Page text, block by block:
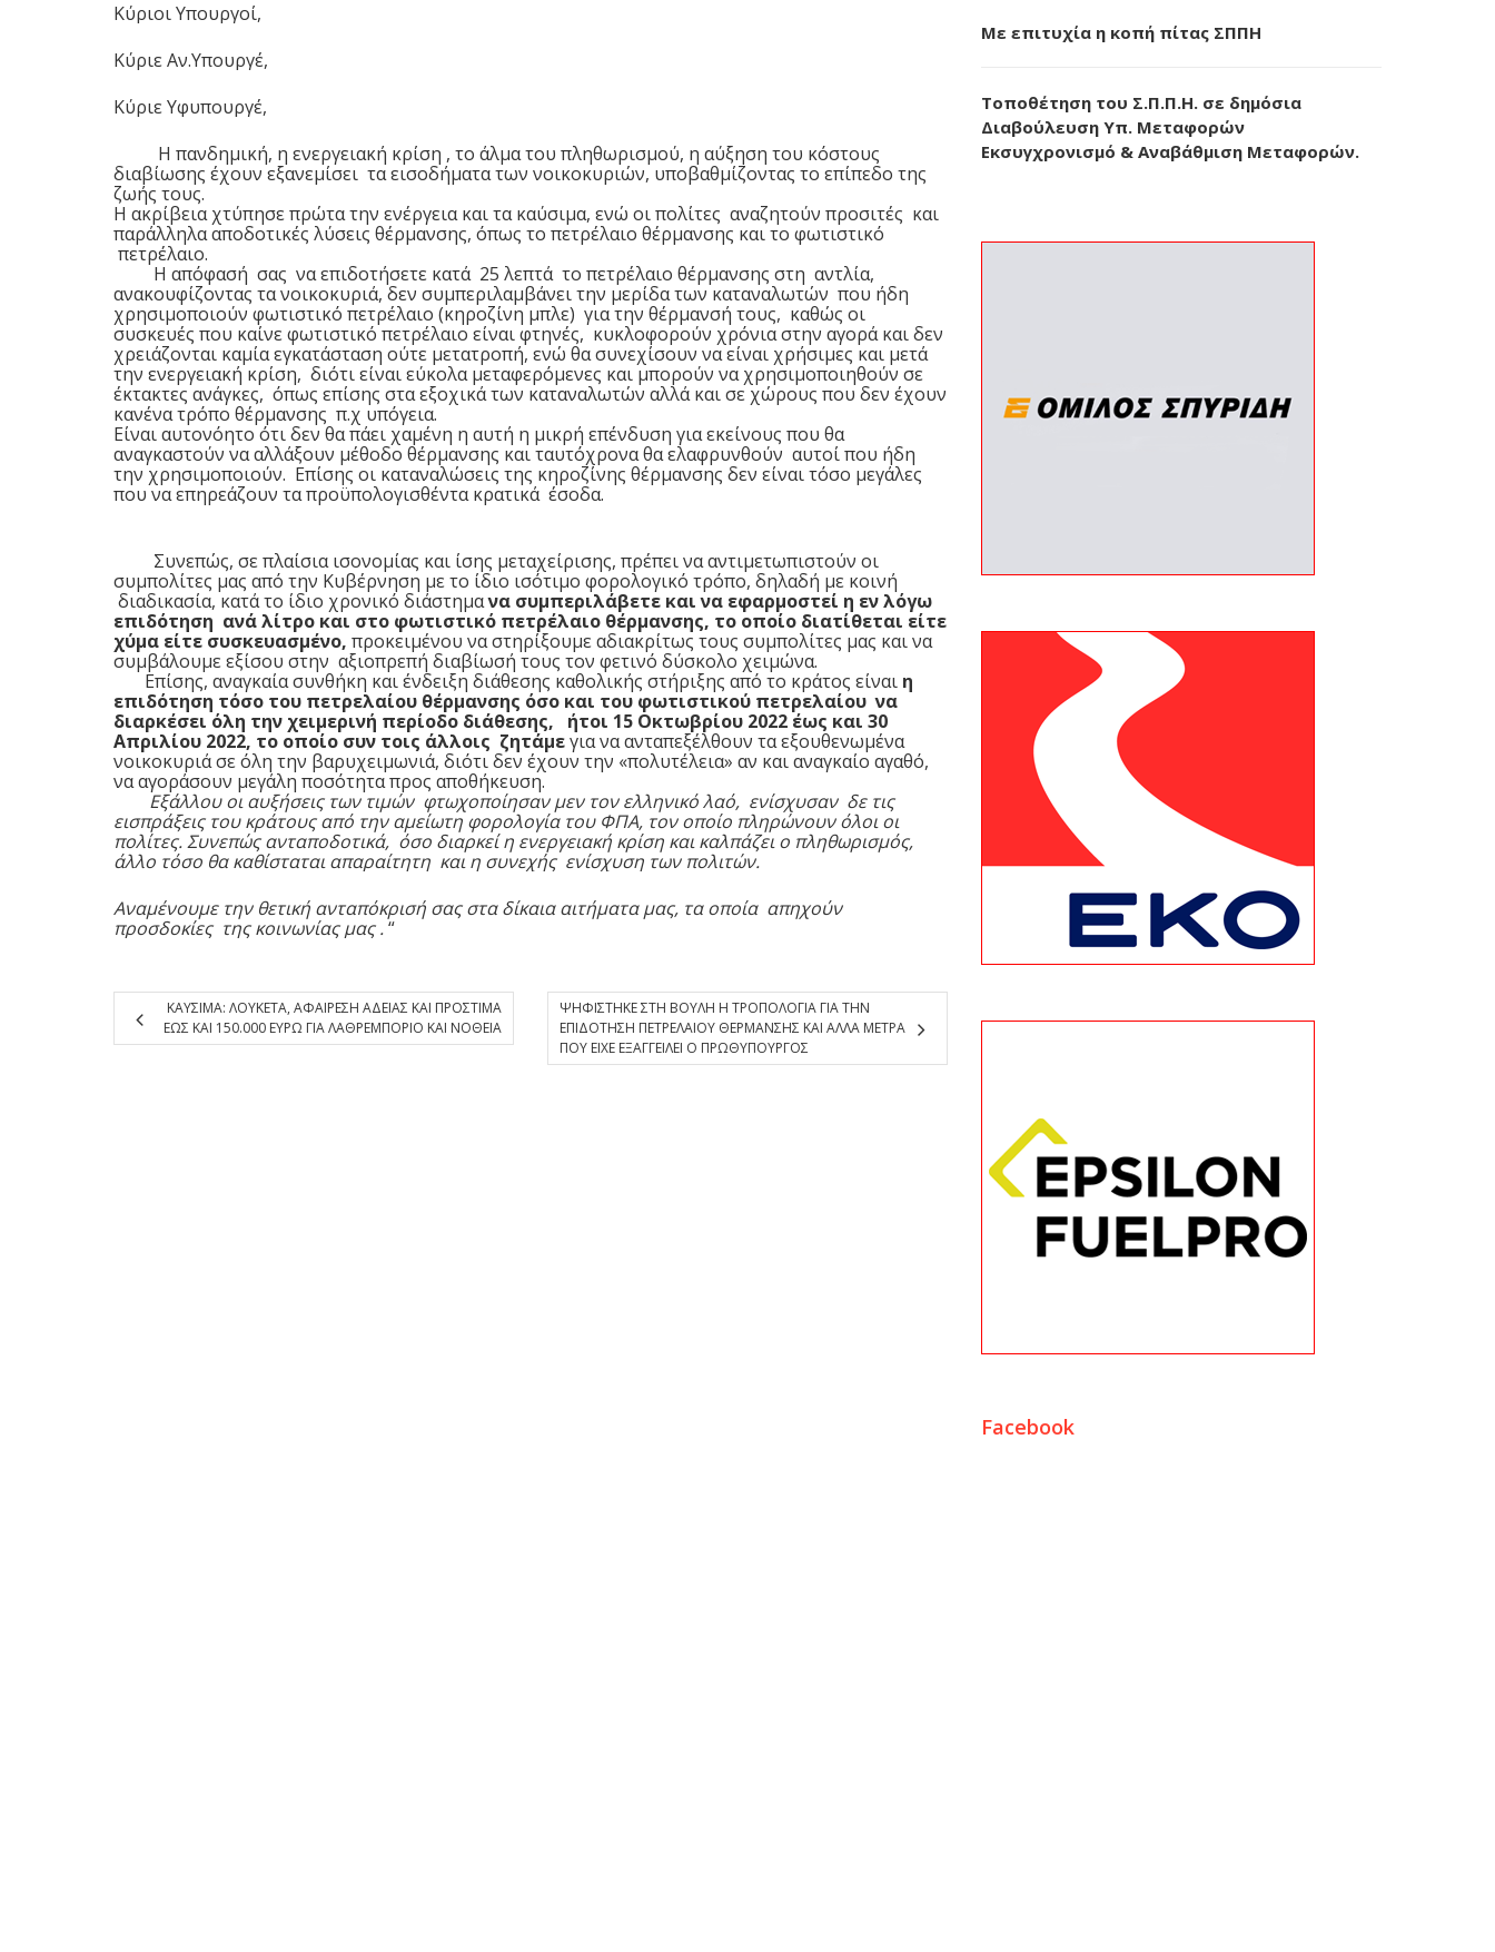
Κύριοι Υπουργοί,
Κύριε Αν.Υπουργέ,
Κύριε Υφυπουργέ,
Η πανδημική, η ενεργειακή κρίση , το άλμα του πληθωρισμού, η αύξηση του κόστους
διαβίωσης έχουν εξανεμίσει τα εισοδήματα των νοικοκυριών, υποβαθμίζοντας το επίπεδο της
ζωής τους.
Η ακρίβεια χτύπησε πρώτα την ενέργεια και τα καύσιμα, ενώ οι πολίτες αναζητούν προσιτές και
παράλληλα αποδοτικές λύσεις θέρμανσης, όπως το πετρέλαιο θέρμανσης και το φωτιστικό
πετρέλαιο.
Η απόφασή σας να επιδοτήσετε κατά 25 λεπτά το πετρέλαιο θέρμανσης στη αντλία,
ανακουφίζοντας τα νοικοκυριά, δεν συμπεριλαμβάνει την μερίδα των καταναλωτών που ήδη
χρησιμοποιούν φωτιστικό πετρέλαιο (κηροζίνη μπλε) για την θέρμανσή τους, καθώς οι
συσκευές που καίνε φωτιστικό πετρέλαιο είναι φτηνές, κυκλοφορούν χρόνια στην αγορά και δεν
χρειάζονται καμία εγκατάσταση ούτε μετατροπή, ενώ θα συνεχίσουν να είναι χρήσιμες και μετά
την ενεργειακή κρίση, διότι είναι εύκολα μεταφερόμενες και μπορούν να χρησιμοποιηθούν σε
έκτακτες ανάγκες, όπως επίσης στα εξοχικά των καταναλωτών αλλά και σε χώρους που δεν έχουν
κανένα τρόπο θέρμανσης π.χ υπόγεια.
Είναι αυτονόητο ότι δεν θα πάει χαμένη η αυτή η μικρή επένδυση για εκείνους που θα
αναγκαστούν να αλλάξουν μέθοδο θέρμανσης και ταυτόχρονα θα ελαφρυνθούν αυτοί που ήδη
την χρησιμοποιούν. Επίσης οι καταναλώσεις της κηροζίνης θέρμανσης δεν είναι τόσο μεγάλες
που να επηρεάζουν τα προϋπολογισθέντα κρατικά έσοδα.
Συνεπώς, σε πλαίσια ισονομίας και ίσης μεταχείρισης, πρέπει να αντιμετωπιστούν οι
συμπολίτες μας από την Κυβέρνηση με το ίδιο ισότιμο φορολογικό τρόπο, δηλαδή με κοινή
διαδικασία, κατά το ίδιο χρονικό διάστημανα συμπεριλάβετε και να εφαρμοστεί η εν λόγω
επιδότηση ανά λίτρο και στο φωτιστικό πετρέλαιο θέρμανσης, το οποίο διατίθεται είτε
χύμα είτε συσκευασμένο, προκειμένου να στηρίξουμε αδιακρίτως τους συμπολίτες μας και να
συμβάλουμε εξίσου στην αξιοπρεπή διαβίωσή τους τον φετινό δύσκολο χειμώνα.
Επίσης, αναγκαία συνθήκη και ένδειξη διάθεσης καθολικής στήριξης από το κράτος είναι η
επιδότηση τόσο του πετρελαίου θέρμανσης όσο και του φωτιστικού πετρελαίου να
διαρκέσει όλη την χειμερινή περίοδο διάθεσης, ήτοι 15 Οκτωβρίου 2022 έως και 30
Απριλίου 2022, το οποίο συν τοις άλλοις ζητάμεγια να ανταπεξέλθουν τα εξουθενωμένα
νοικοκυριά σε όλη την βαρυχειμωνιά, διότι δεν έχουν την «πολυτέλεια» αν και αναγκαίο αγαθό,
να αγοράσουν μεγάλη ποσότητα προς αποθήκευση.
Εξάλλου οι αυξήσεις των τιμών φτωχοποίησαν μεν τον ελληνικό λαό, ενίσχυσαν δε τις
εισπράξεις του κράτους από την αμείωτη φορολογία του ΦΠΑ, τον οποίο πληρώνουν όλοι οι
πολίτες. Συνεπώς ανταποδοτικά, όσο διαρκεί η ενεργειακή κρίση και καλπάζει ο πληθωρισμός,
άλλο τόσο θα καθίσταται απαραίτητη και η συνεχής ενίσχυση των πολιτών.
Αναμένουμε την θετική ανταπόκρισή σας στα δίκαια αιτήματα μας, τα οποία απηχούν
προσδοκίες της κοινωνίας μας .“
ΚΑΥΣΙΜΑ: ΛΟΥΚΕΤΑ, ΑΦΑΙΡΕΣΗ ΑΔΕΙΑΣ ΚΑΙ ΠΡΟΣΤΙΜΑ
ΕΩΣ ΚΑΙ 150.000 ΕΥΡΩ ΓΙΑ ΛΑΘΡΕΜΠΟΡΙΟ ΚΑΙ ΝΟΘΕΙΑ
ΨΗΦΙΣΤΗΚΕ ΣΤΗ ΒΟΥΛΗ Η ΤΡΟΠΟΛΟΓΙΑ ΓΙΑ ΤΗΝ
ΕΠΙΔΟΤΗΣΗ ΠΕΤΡΕΛΑΙΟΥ ΘΕΡΜΑΝΣΗΣ ΚΑΙ ΑΛΛΑ ΜΕΤΡΑ
ΠΟΥ ΕΙΧΕ ΕΞΑΓΓΕΙΛΕΙ Ο ΠΡΩΘΥΠΟΥΡΓΟΣ
Με επιτυχία η κοπή πίτας ΣΠΠΗ
Τοποθέτηση του Σ.Π.Π.Η. σε δημόσια
Διαβούλευση Υπ. Μεταφορών
Εκσυγχρονισμό & Αναβάθμιση Μεταφορών.
Facebook